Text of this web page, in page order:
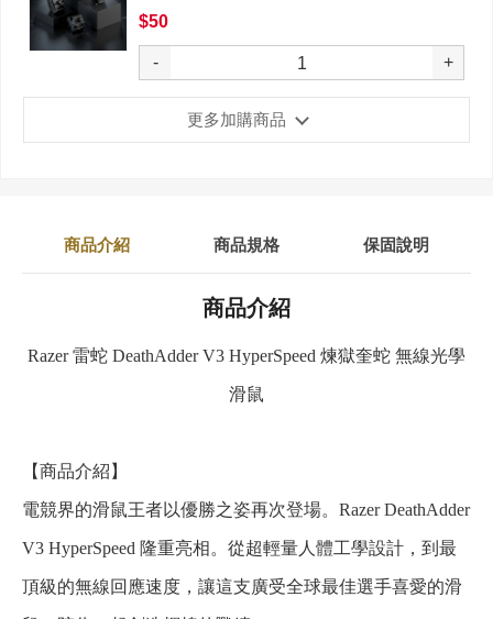
$50
- +
更多加購商品
商品介紹 商品規格 保固說明
商品介紹
Razer 雷蛇 DeathAdder V3 HyperSpeed 煉獄奎蛇 無線光學
滑鼠
【商品介紹】
電競界的滑鼠王者以優勝之姿再次登場。Razer DeathAdder
V3 HyperSpeed 隆重亮相。從超輕量人體工學設計，到最
頂級的無線回應速度，讓這支廣受全球最佳選手喜愛的滑